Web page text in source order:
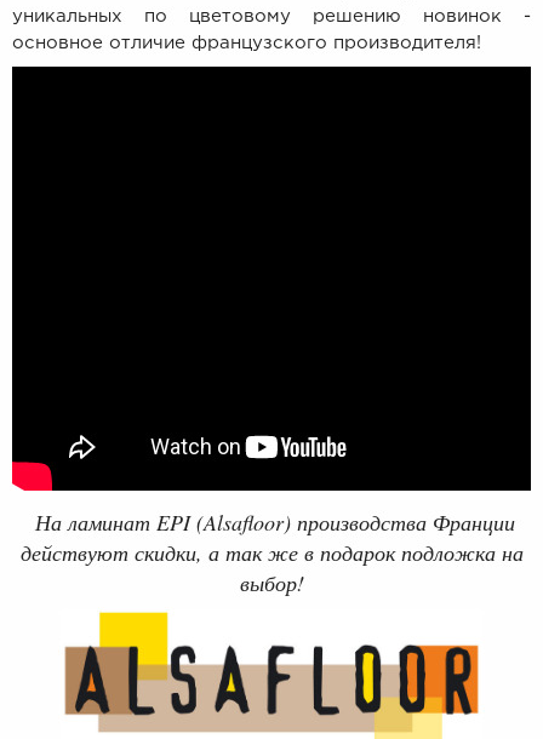
уникальных по цветовому решению новинок -
основное отличие французского производителя!
На ламинат EPI (Alsafloor) производства Франции
действуют скидки, а так же в подарок подложка на
выбор!